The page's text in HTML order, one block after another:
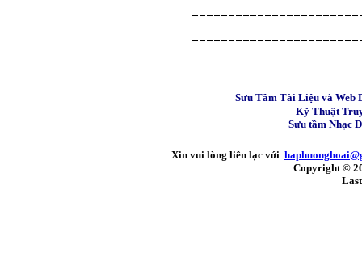
Sưu Tầm Tài Liệu và Web
Kỹ Thuật
Sưu tầm Nhạc
Xin vui lòng liên lạc với
Copyright ©